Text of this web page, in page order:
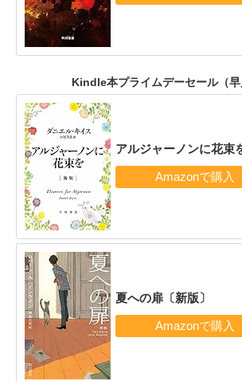
Kindle本プライムデーセール（早
アルジャーノンに花束
夏への扉〔新版〕